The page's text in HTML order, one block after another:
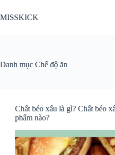
đến
phần
MISSKICK
Danh mục Chế độ ăn
Chất béo xấu là gì? Chất béo
phẩm nào?